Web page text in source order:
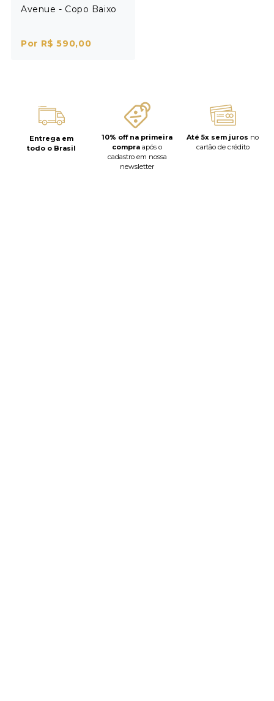
Avenue - Copo Baixo
Por R$ 590,00
Entrega em
todo o Brasil
10% off na primeira
compra após o
cadastro em nossa
newsletter
Até 5x sem juros no
cartão de crédito